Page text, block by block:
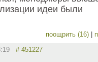
идеи были
поощрить (16)
# 451227